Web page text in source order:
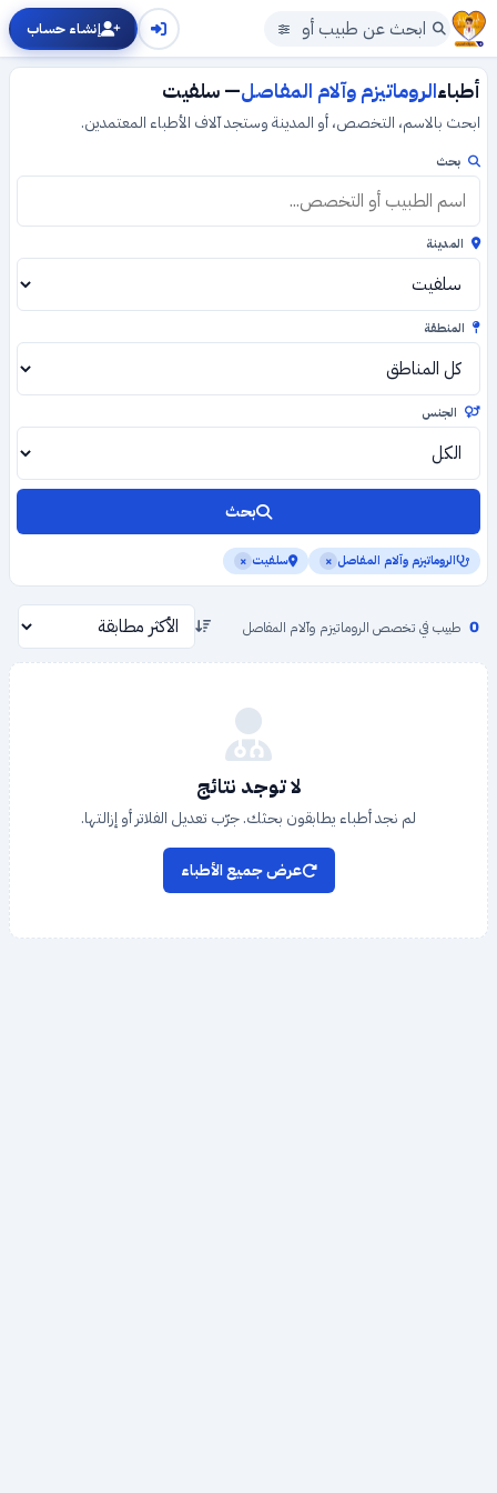
إنشاء حساب
أطباءالروماتيزم وآلام المفاصل— سلفيت
ابحث بالاسم، التخصص، أو المدينة وستجد آلاف الأطباء المعتمدين.
بحث
المدينة
المنطقة
الجنس
بحث
الروماتيزم وآلام المفاصل × سلفيت ×
0 طبيب في تخصص الروماتيزم وآلام المفاصل
لا توجد نتائج
لم نجد أطباء يطابقون بحثك. جرّب تعديل الفلاتر أو إزالتها.
عرض جميع الأطباء